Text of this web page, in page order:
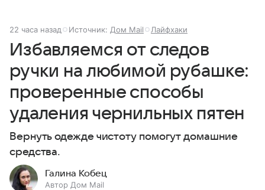
22 часа назад Источник: Дом Mail Лайфхаки
Избавляемся от следов
ручки на любимой рубашке:
проверенные способы
удаления чернильных пятен
Вернуть одежде чистоту помогут домашние
средства.
Галина Кобец
Автор Дом Mail